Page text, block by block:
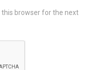
this browser for the next